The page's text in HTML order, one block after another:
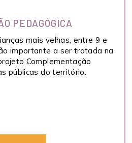
PEDAGÓGICA
mais velhas, entre 9 e
importante a ser tratada na
Complementação
públicas do território.